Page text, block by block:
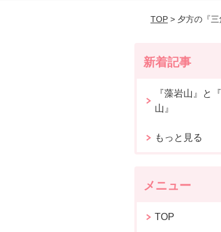
TOP> 夕方の『三
新着記事
『藻岩山』と
山』
もっと見る
メニュー
TOP